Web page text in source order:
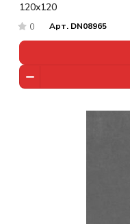
120x120
0 Арт. DN08965